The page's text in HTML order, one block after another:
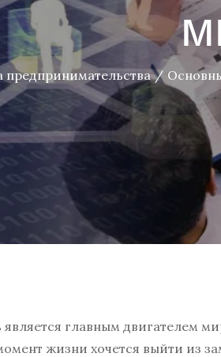
предпринимательства
главным двигателем
жизни хочется выйти из